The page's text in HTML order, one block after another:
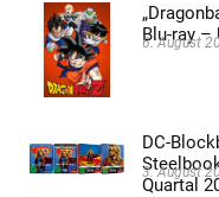
Blu-ray –
6. August
DC-
Quartal
3. August